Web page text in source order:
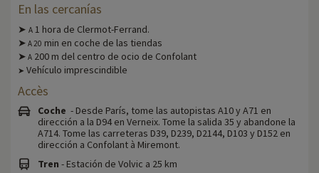
En las cercanías
➤ A 1 hora de Clermot-Ferrand.
➤ A20 min en coche de las tiendas
➤ A 200 m del centro de ocio de Confolant
➤ Vehículo imprescindible
Accès
Coche - Desde París, tome las autopistas A10 y A71 en
dirección a la D94 en Verneix. Tome la salida 35 y abandone la
A714. Tome las carreteras D39, D239, D2144, D103 y D152 en
dirección a Confolant à Miremont.
Tren - Estación de Volvic a 25 km